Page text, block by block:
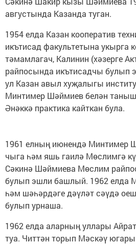
августында Казанда туган.
1954 елда Казан кооператив
икътисад факультетына укырга
тәмамлагач, Калинин (хәзерге
райпосында икътисадчы
ул Казан авыл хуҗалыгы
Минтимер Шәймиев белән
Әнәккә практика кайткан була.
1961 елның июнендә Минтимер
чыга һәм яшь гаилә Мөслимгә
Сәкинә Шәймиева Мөслим
булып эшли башлый. 1962 елда
һәм шәһәрдәге дәүләт сәүдә
булып урнаша.
1962 елда аларның уллары
туа. Читтән торып Мәскәү